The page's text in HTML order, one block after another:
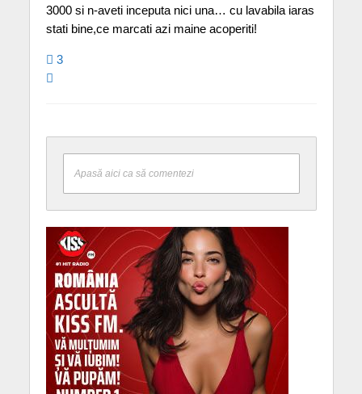
3000 si n-aveti inceputa nici una… cu lavabila iaras
stati bine,ce marcati azi maine acoperiti!
3
Apasă aici ca să comentezi